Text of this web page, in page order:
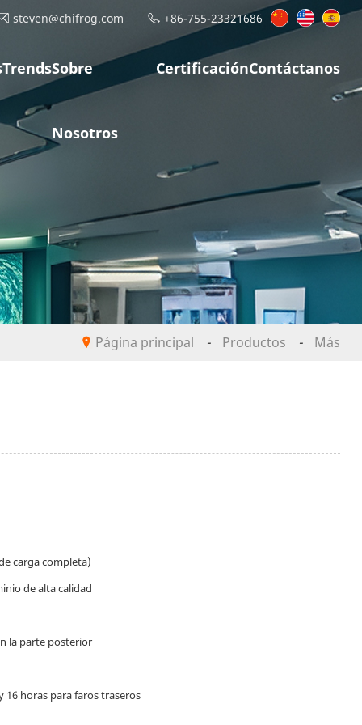
steven@chifrog.com +86-755-23321686
TrendsSobre
Nosotros
CertificaciónContáctanos
Página principal - Productos - Más
carga completa)
de alta calidad
la parte posterior
16 horas para faros traseros